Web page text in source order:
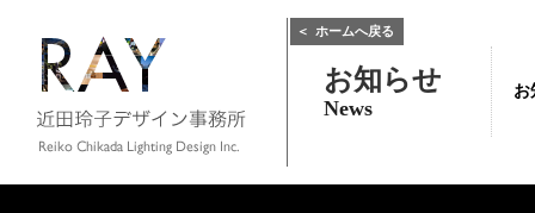
お知らせ
News
＜ ホームへ戻る
お